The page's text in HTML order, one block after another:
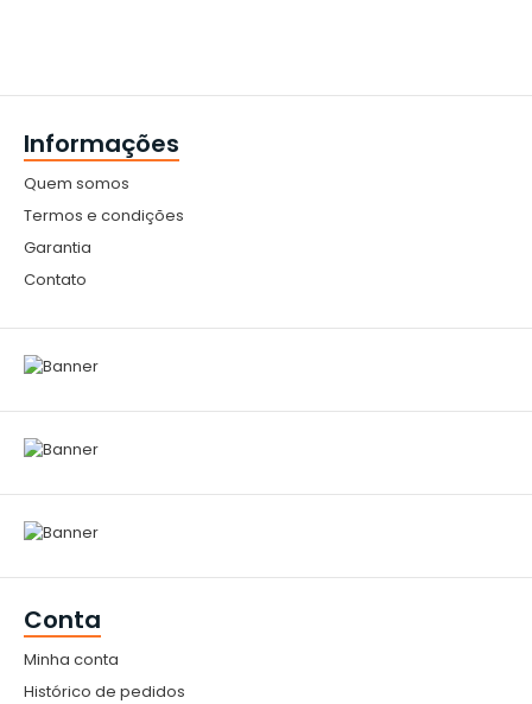
Informações
Quem somos
Termos e condições
Garantia
Contato
Conta
Minha conta
Histórico de pedidos